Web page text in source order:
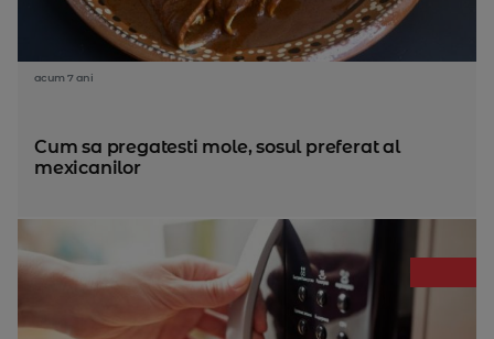
acum 7 ani
Cum sa pregatesti mole, sosul preferat al
mexicanilor